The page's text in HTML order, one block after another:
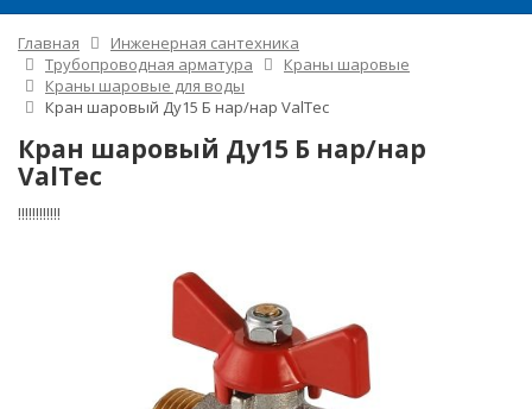
Главная
Инженерная сантехника
Трубопроводная арматура
Краны шаровые
Краны шаровые для воды
Кран шаровый Ду15 Б нар/нар ValTec
Кран шаровый Ду15 Б нар/нар
ValTec
!!!!!!!!!!!!